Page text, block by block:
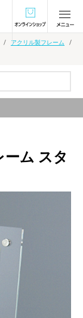
オンラインショ
アクリル製フレーム
ム スタ
ーフレーム